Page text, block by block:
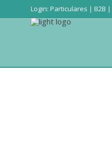
Login: Particulares | B2B |